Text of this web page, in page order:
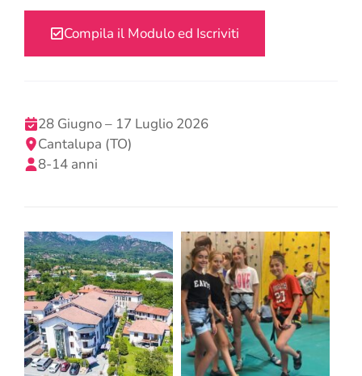
Compila il Modulo ed Iscriviti
28 Giugno – 17 Luglio 2026
Cantalupa (TO)
8-14 anni